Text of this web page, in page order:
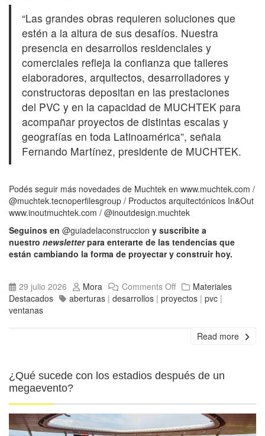
“Las grandes obras requieren soluciones que
estén a la altura de sus desafíos. Nuestra
presencia en desarrollos residenciales y
comerciales refleja la confianza que talleres
elaboradores, arquitectos, desarrolladores y
constructoras depositan en las prestaciones
del PVC y en la capacidad de MUCHTEK para
acompañar proyectos de distintas escalas y
geografías en toda Latinoamérica”, señala
Fernando Martínez, presidente de MUCHTEK.
Podés seguir más novedades de Muchtek en www.muchtek.com /
@muchtek.tecnoperfilesgroup / Productos arquitectónicos In&Out
www.inoutmuchtek.com / @inoutdesign.muchtek
Seguinos en @guiadelaconstruccion y suscribite a
nuestro newsletterpara enterarte de las tendencias que
están cambiando la forma de proyectar y construir hoy.
29 julio 2026 Mora Comments Off
Materiales
Destacados
aberturas | desarrollos | proyectos | pvc |
ventanas
Read more
¿Qué sucede con los estadios después de un
megaevento?